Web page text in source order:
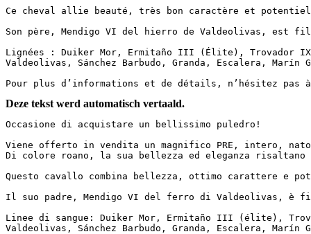
Ce cheval allie beauté, très bon caractère et
Son père, Mendigo VI del hierro de Valdeolivas, est
Lignées : Duiker Mor, Ermitaño III (Élite), Trovador
Valdeolivas, Sánchez Barbudo, Granda, Escalera,
Pour plus d’informations et de détails, n’hésitez pas
Deze tekst werd automatisch vertaald.
Occasione di acquistare un bellissimo puledro!
Viene offerto in vendita un magnifico PRE, intero,
Di colore roano, la sua bellezza ed eleganza
Questo cavallo combina bellezza, ottimo carattere e
Il suo padre, Mendigo VI del ferro di Valdeolivas, è
Linee di sangue: Duiker Mor, Ermitaño III (élite),
Valdeolivas, Sánchez Barbudo, Granda, Escalera,